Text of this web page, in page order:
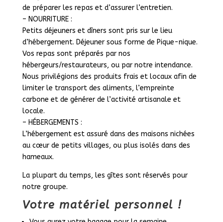
de préparer les repas et d’assurer l’entretien.
– NOURRITURE :
Petits déjeuners et dîners sont pris sur le lieu
d’hébergement. Déjeuner sous forme de Pique-nique.
Vos repas sont préparés par nos
hébergeurs/restaurateurs, ou par notre intendance.
Nous privilégions des produits frais et locaux afin de
limiter le transport des aliments, l’empreinte
carbone et de générer de l’activité artisanale et
locale.
– HÉBERGEMENTS :
L’hébergement est assuré dans des maisons nichées
au cœur de petits villages, ou plus isolés dans des
hameaux.
La plupart du temps, les gîtes sont réservés pour
notre groupe.
Votre matériel personnel !